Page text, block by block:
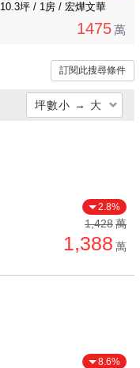
10.3坪 / 1房 / 宏燁文華
1475 萬
訂閱此搜尋條件
坪數小 → 大
單價高 → 低
降價幅度高 → 低
2.8%
1,428萬
1,388 萬
8.6%